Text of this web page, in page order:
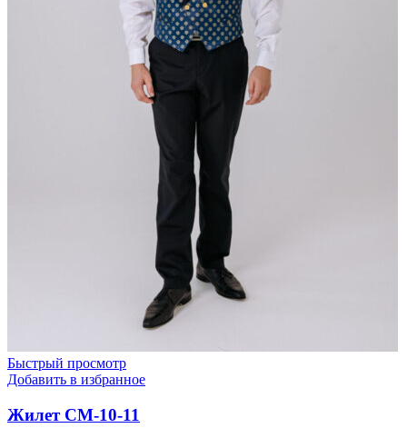
Быстрый просмотр
Добавить в избранное
Жилет СМ-10-11